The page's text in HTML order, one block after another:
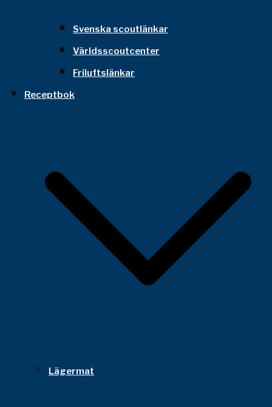
Svenska scoutlänkar
Världsscoutcenter
Friluftslänkar
Receptbok
Lägermat